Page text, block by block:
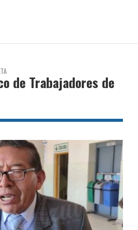
de Trabajadores de